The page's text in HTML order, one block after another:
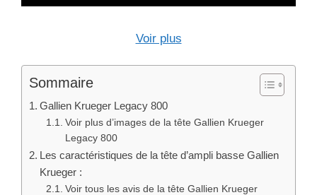
Voir plus
Sommaire
Gallien Krueger Legacy 800
Voir plus d’images de la tête Gallien Krueger
Legacy 800
Les caractéristiques de la tête d’ampli basse Gallien
Krueger :
Voir tous les avis de la tête Gallien Krueger